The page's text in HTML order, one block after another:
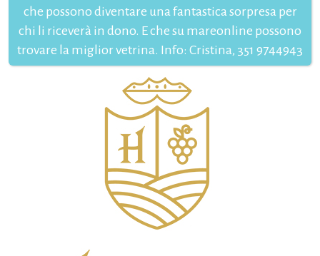
che possono diventare una fantastica sorpresa per
chi li riceverà in dono. E che su mareonline possono
trovare la miglior vetrina. Info: Cristina, 351 9744943